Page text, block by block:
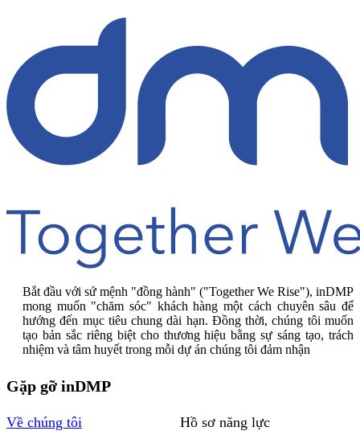
Bắt đầu với sứ mệnh "đồng hành" ("Together We Rise"), inDMP
mong muốn "chăm sóc" khách hàng một cách chuyên sâu để
hướng đến mục tiêu chung dài hạn. Đồng thời, chúng tôi muốn
tạo bản sắc riêng biệt cho thương hiệu bằng sự sáng tạo, trách
nhiệm và tâm huyết trong mỗi dự án chúng tôi đảm nhận
Gặp gỡ inDMP
Về chúng tôi
Hồ sơ năng lực